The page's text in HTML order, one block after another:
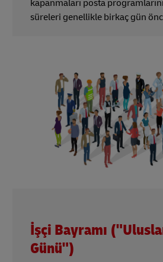
kapanmaları posta
süreleri genellikle birkaç gün
İşçi Bayramı
Günü")